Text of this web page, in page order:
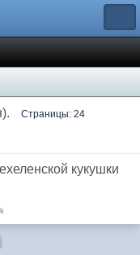
Страницы: 24
кукушки